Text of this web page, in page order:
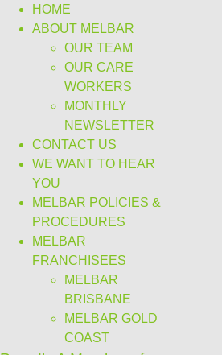
HOME
ABOUT MELBAR
OUR TEAM
OUR CARE
WORKERS
MONTHLY
NEWSLETTER
CONTACT US
WE WANT TO HEAR
YOU
MELBAR POLICIES &
PROCEDURES
MELBAR
FRANCHISEES
MELBAR
BRISBANE
MELBAR GOLD
COAST